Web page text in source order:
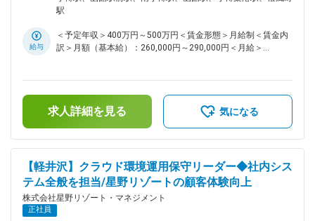
な視点で施設価値の維持・向上に取り組んでいただきます。 ■
巡回し、建物や設備の状態を把握。BM会社や現地スタッフと
連携しながら、設備管理品質の向上や法令遵守、維持管理コス
担当。工事着工後は工程・安全・品質管理を行い、計画から完
工まで一貫して携わります。 ・施設価値向上に向けた改善提
案 エネルギー使用量分析による省エネ施策の検討や新技術導
入、エリア全体の維持管理品質向上、技術指導などを通して、
すべてをお任せすることはありません。まずはリーダーとの同
行巡回やOJTを通じて各施設の特徴や設備構成、現地スタッ
フとの連携方法を学んでいただきます。将来的には修繕計画の
策定やベンダーマネジメントなど、管理・計画領域を担ってい
ただくことを期待しています。 「設備を維持する」だけでな
1018-94 受動喫煙対策：屋内全面禁煙＜勤務地詳細3＞OMO5
館市若松町24-1 受動喫煙対策：屋内全面禁煙変更の範囲：会
社の定める事業所
駅
給与
＜予定年収＞400万円～500万円＜賃金形態＞月給制＜賃金内
訳＞月額（基本給）：260,000円～290,000円＜月給＞
あり、選考を通じて上下する可能性があります。月給(月額)は
固定手当を含めた表記です。
求人詳細を見る 気になる
【軽井沢】クラウド環境運用保守リーダー◆社内シス
テム全般を担当/星野リゾートの顧客体験向上
株式会社星野リゾート・マネジメント
正社員